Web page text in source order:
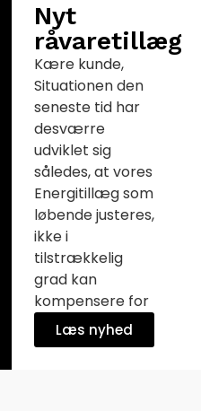
Nyt
råvaretillæg
Kære kunde,
Situationen den
seneste tid har
desværre
udviklet sig
således, at vores
Energitillæg som
løbende justeres,
ikke i
tilstrækkelig
grad kan
kompensere for
Læs nyhed